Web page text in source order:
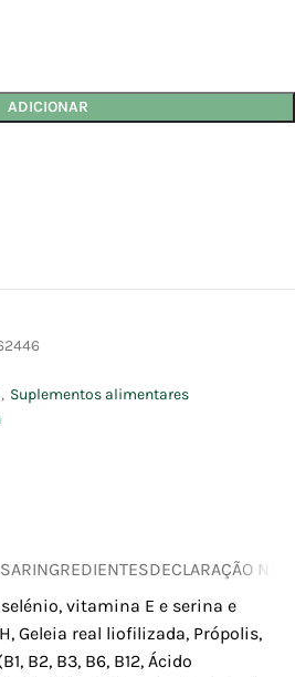
ADICIONAR
, Suplementos alimentares
INGREDIENTESDECLARAÇÃO
vitamina E e serina e
Geleia real liofilizada, Própolis,
B2, B3, B6, B12, Ácido